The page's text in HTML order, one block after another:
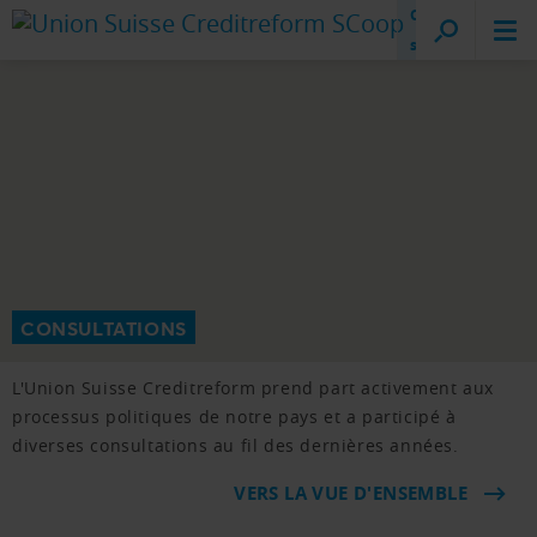
Creditreform
sur place
CONSULTATIONS
L'Union Suisse Creditreform prend part activement aux
processus politiques de notre pays et a participé à
diverses consultations au fil des dernières années.
VERS LA VUE D'ENSEMBLE